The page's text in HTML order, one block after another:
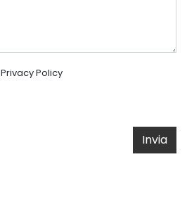
Privacy Policy
Invia